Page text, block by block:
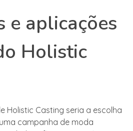
e aplicações
Holistic
Holistic Casting seria a escolha
campanha de moda